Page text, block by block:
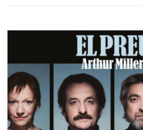
Arthur Miller ha estado doblemente
de este año, coincidiendo con su centenario
noviembre. Los primeros días pudo verse en
conocida Les bruixes de Salem, con
durante todo el mes estará en cartel El